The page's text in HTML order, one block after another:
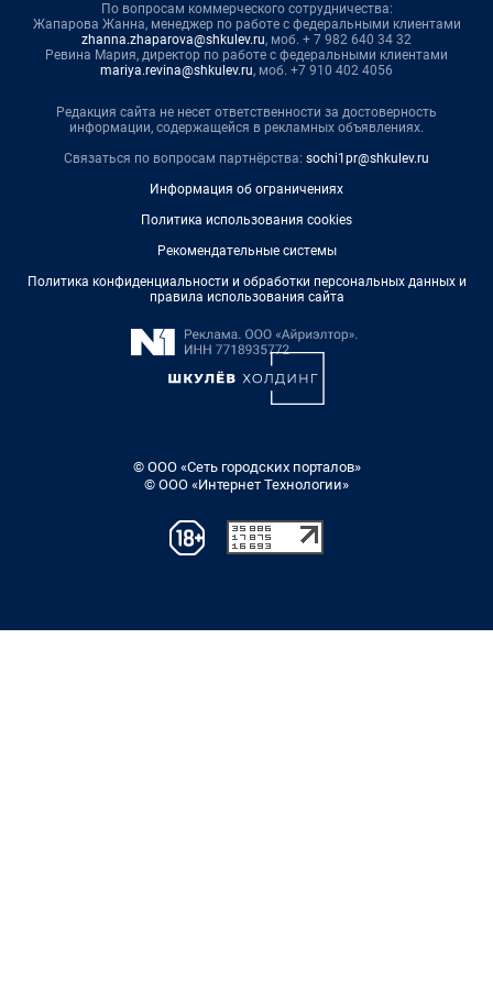
По вопросам коммерческого сотрудничества:
Жапарова Жанна, менеджер по работе с федеральными клиентами
zhanna.zhaparova@shkulev.ru, моб. + 7 982 640 34 32
Ревина Мария, директор по работе с федеральными клиентами
mariya.revina@shkulev.ru, моб. +7 910 402 4056
Редакция сайта не несет ответственности за достоверность
информации, содержащейся в рекламных объявлениях.
Связаться по вопросам партнёрства: sochi1pr@shkulev.ru
Информация об ограничениях
Политика использования cookies
Рекомендательные системы
Политика конфиденциальности и обработки персональных данных и
правила использования сайта
© ООО «Сеть городских порталов»
© ООО «Интернет Технологии»